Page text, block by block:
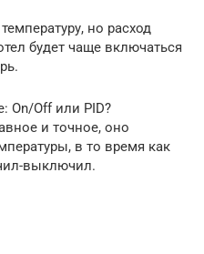
но расход
будет чаще включаться
On/Off или PID?
и точное, оно
в то время как
выключил.